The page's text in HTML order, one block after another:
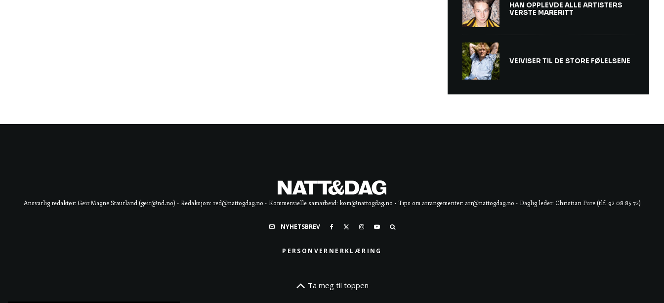
HAN OPPLEVDE ALLE ARTISTERS
VERSTE MARERITT
VEIVISER TIL DE STORE FØLELSENE
Ansvarlig redaktør: Geir Magne Staurland (geir@nd.no) • Redaksjon: red@nattogdag.no • Kommersielle samarbeid: kom@nattogdag.no • Tips om arrangementer: arr@nattogdag.no • Daglig leder: Christian Fure (tlf. 92 08 85 72)
NYHETSBREV
PERSONVERNERKLÆRING
Ta meg til toppen